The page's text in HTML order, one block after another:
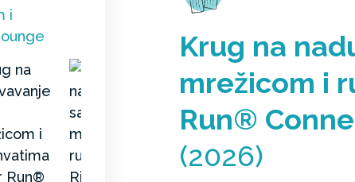
Krug na
mrežicom i
Run®
(2026)